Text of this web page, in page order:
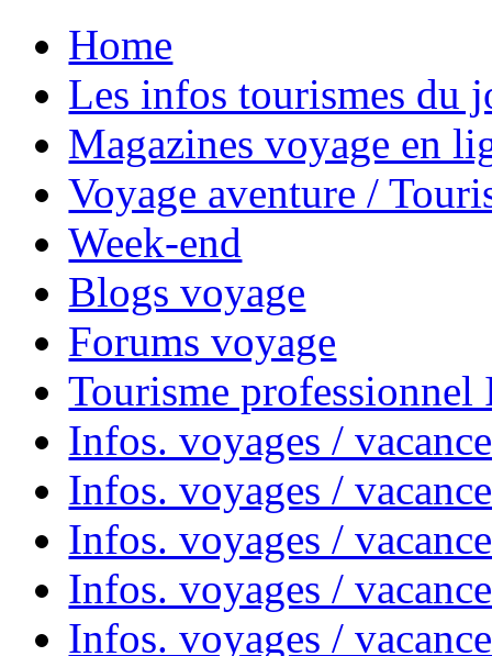
Home
Les infos tourismes du
Magazines voyage en
Voyage aventure /
Week-end
Blogs voyage
Forums voyage
Tourisme
Infos. voyages /
Infos. voyages /
Infos. voyages /
Infos. voyages /
Infos. voyages /